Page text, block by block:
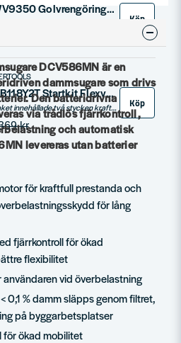
DeWalt DWV9350 Golvrengöringskit
Köp
DeWalt DCB118Y2T Startkit Flexvolt i T-STAK
FlexVolt Startpaket innehållade två stycken kraftfulla 54V 12,ah batteripaket med laddare praktiskt förvarat i en T-STAK förvaringsväska.
kr
Köp
DCV586MN är en
dammsugare som drivs
Den batteridrivna
via trådlös fjärrkontroll,
och automatisk
levereras utan batterier
för kraftfull prestanda och
för lång
fjärrkontroll för ökad
flexibilitet
användaren vid överbelastning
0,1 % damm släpps genom filtret,
på byggarbetsplatser
för ökad mobilitet